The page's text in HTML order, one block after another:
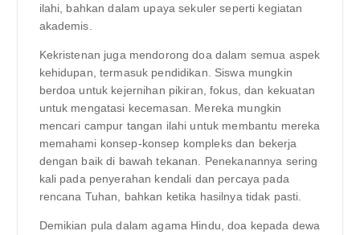
ilahi, bahkan dalam upaya sekuler seperti kegiatan
akademis.
Kekristenan juga mendorong doa dalam semua aspek
kehidupan, termasuk pendidikan. Siswa mungkin
berdoa untuk kejernihan pikiran, fokus, dan kekuatan
untuk mengatasi kecemasan. Mereka mungkin
mencari campur tangan ilahi untuk membantu mereka
memahami konsep-konsep kompleks dan bekerja
dengan baik di bawah tekanan. Penekanannya sering
kali pada penyerahan kendali dan percaya pada
rencana Tuhan, bahkan ketika hasilnya tidak pasti.
Demikian pula dalam agama Hindu, doa kepada dewa